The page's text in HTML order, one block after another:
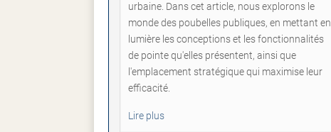
urbaine. Dans cet article, nous explorons le
monde des poubelles publiques, en mettant en
lumière les conceptions et les fonctionnalités
de pointe qu'elles présentent, ainsi que
l'emplacement stratégique qui maximise leur
efficacité.
Lire plus